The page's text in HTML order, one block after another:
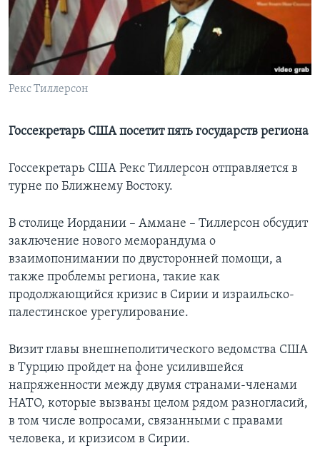
Learning English
СОЦИАЛЬНЫЕ СЕТИ
Языки
Рекс Тиллерсон
Госсекретарь США посетит пять государств региона
Госсекретарь США Рекс Тиллерсон отправляется в
турне по Ближнему Востоку.
В столице Иордании – Аммане – Тиллерсон обсудит
заключение нового меморандума о
взаимопонимании по двусторонней помощи, а
также проблемы региона, такие как
продолжающийся кризис в Сирии и израильско-
палестинское урегулирование.
Визит главы внешнеполитического ведомства США
в Турцию пройдет на фоне усилившейся
напряженности между двумя странами-членами
НАТО, которые вызваны целом рядом разногласий,
в том числе вопросами, связанными с правами
человека, и кризисом в Сирии.